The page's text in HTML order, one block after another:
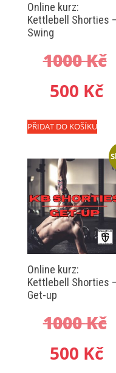
Online kurz:
Kettlebell Shorties –
Swing
1000Kč
500 Kč
PŘIDAT DO KOŠÍKU
Online kurz:
Kettlebell Shorties –
Get-up
1000Kč
500 Kč